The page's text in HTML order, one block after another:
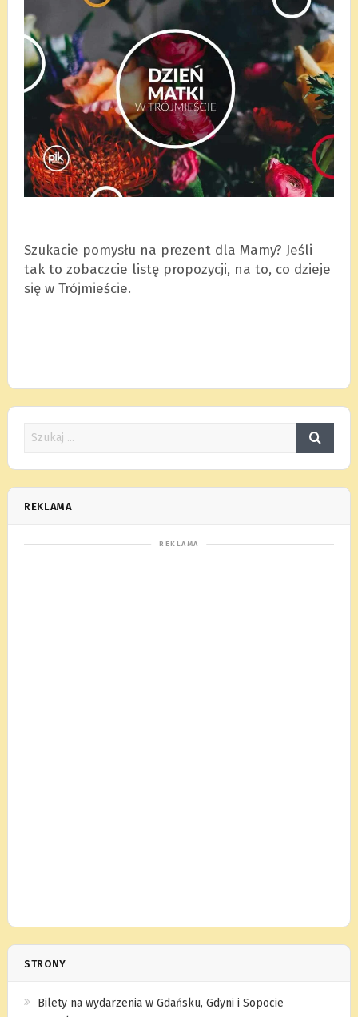
Szukacie pomysłu na prezent dla Mamy? Jeśli
tak to zobaczcie listę propozycji, na to, co dzieje
się w Trójmieście.
REKLAMA
STRONY
Bilety na wydarzenia w Gdańsku, Gdyni i Sopocie